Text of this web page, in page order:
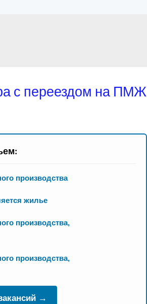
с переездом на ПМЖ
производства
жилье
производства,
производства,
→